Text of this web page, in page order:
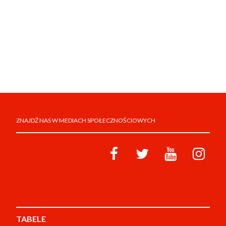
ZNAJDŹ NAS W MEDIACH SPOŁECZNOŚCIOWYCH
TABELE